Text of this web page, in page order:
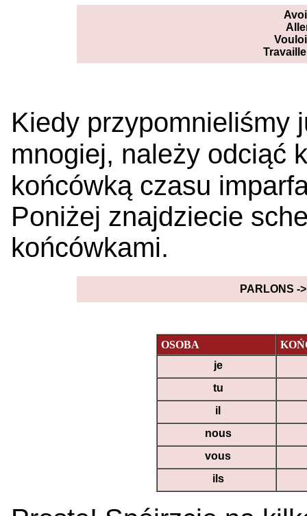
Kiedy przypomnieliśmy
mnogiej, należy odciąć
końcówką czasu
Poniżej znajdziecie
końcówkami.
PARLONS -
OSOBA
je
tu
il
nous
vous
ils